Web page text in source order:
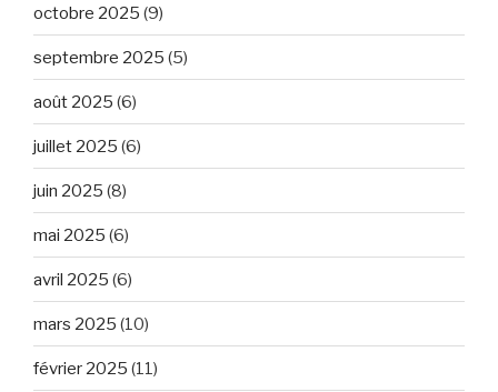
octobre 2025 (9)
septembre 2025 (5)
août 2025 (6)
juillet 2025 (6)
juin 2025 (8)
mai 2025 (6)
avril 2025 (6)
mars 2025 (10)
février 2025 (11)